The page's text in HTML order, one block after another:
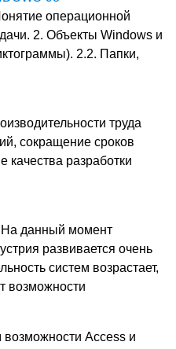
операционной
2. Объекты Windows и
2.2. Папки,
труда
сокращение сроков
разработки
На данный момент
развивается очень
систем возрастает,
возможности
Access и